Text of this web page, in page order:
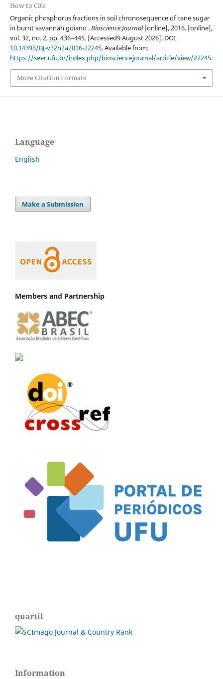
How to Cite
Organic phosphorus fractions in soil chronosequence of cane sugar
in burnt savannah goiano .Bioscience Journal[online], 2016. [online],
vol. 32, no. 2, pp. 436–445. [Accessed9 August 2026]. DOI
10.14393/BJ-v32n2a2016-22245. Available from:
https://seer.ufu.br/index.php/biosciencejournal/article/view/22245.
More Citation Formats
Language
English
Make a Submission
Members and Partnership
quartil
Information